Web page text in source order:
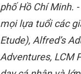
phố Hồ Chí Minh.
mọi lựa tuổi các
Etude), Alfred’s
Adventures, LCM